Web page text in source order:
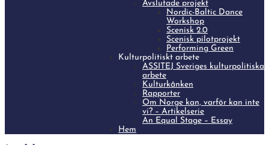
Avslutade projekt
Nordic-Baltic Dance
Workshop
Scenisk 2.0
Scenisk pilotprojekt
Performing Green
Kulturpolitiskt arbete
ASSITEJ Sveriges kulturpolitiska
arbete
Kulturkånken
Rapporter
Om Norge kan, varför kan inte
vi? – Artikelserie
An Equal Stage – Essay
Hem